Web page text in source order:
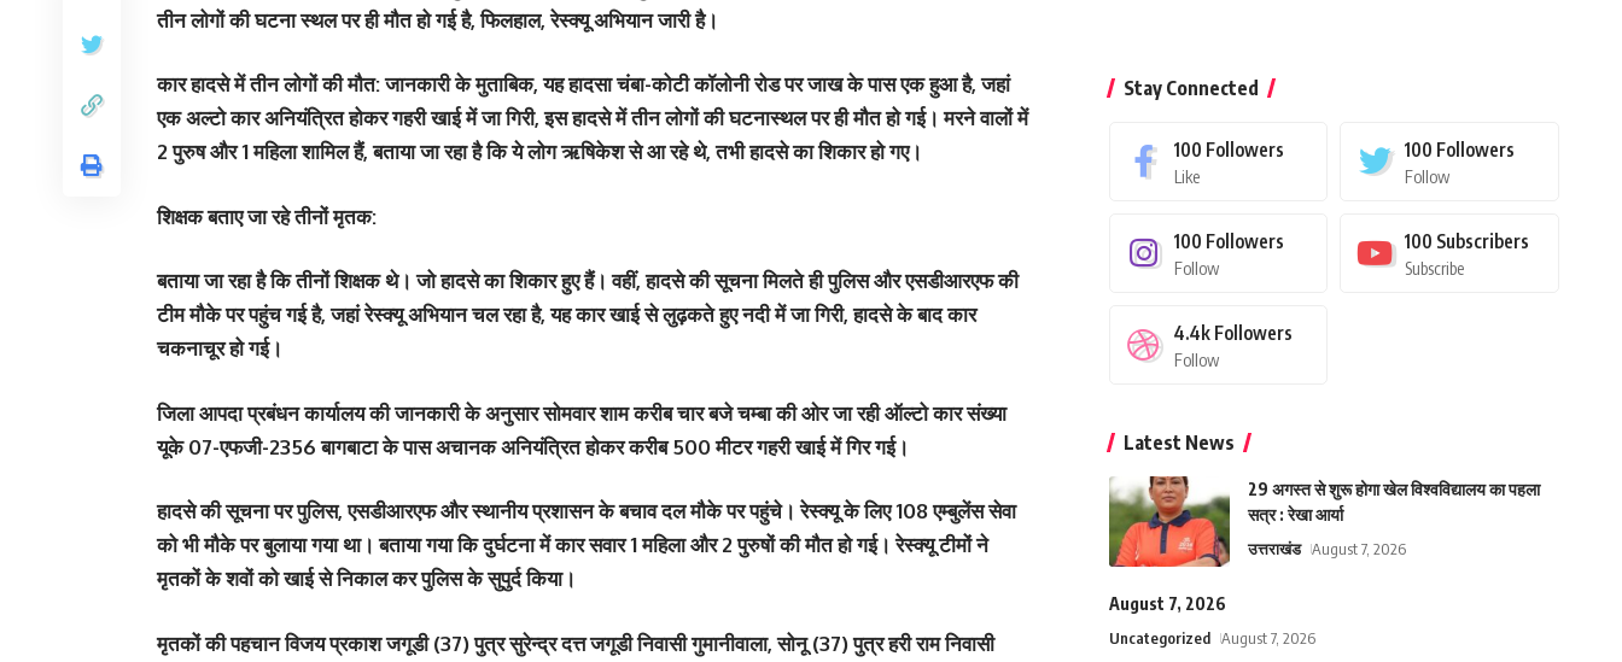
तीन लोगों की घटना स्थल पर ही मौत हो गई है, फिलहाल, रेस्क्यू अभियान जारी है।
कार हादसे में तीन लोगों की मौत: जानकारी के मुताबिक, यह हादसा चंबा-कोटी कॉलोनी रोड पर जाख के पास एक हुआ है, जहां
एक अल्टो कार अनियंत्रित होकर गहरी खाई में जा गिरी, इस हादसे में तीन लोगों की घटनास्थल पर ही मौत हो गई। मरने वालों में
2 पुरुष और 1 महिला शामिल हैं, बताया जा रहा है कि ये लोग ऋषिकेश से आ रहे थे, तभी हादसे का शिकार हो गए।
शिक्षक बताए जा रहे तीनों मृतक:
बताया जा रहा है कि तीनों शिक्षक थे। जो हादसे का शिकार हुए हैं। वहीं, हादसे की सूचना मिलते ही पुलिस और एसडीआरएफ की
टीम मौके पर पहुंच गई है, जहां रेस्क्यू अभियान चल रहा है, यह कार खाई से लुढ़कते हुए नदी में जा गिरी, हादसे के बाद कार
चकनाचूर हो गई।
जिला आपदा प्रबंधन कार्यालय की जानकारी के अनुसार सोमवार शाम करीब चार बजे चम्बा की ओर जा रही ऑल्टो कार संख्या
यूके 07-एफजी-2356 बागबाटा के पास अचानक अनियंत्रित होकर करीब 500 मीटर गहरी खाई में गिर गई।
हादसे की सूचना पर पुलिस, एसडीआरएफ और स्थानीय प्रशासन के बचाव दल मौके पर पहुंचे। रेस्क्यू के लिए 108 एम्बुलेंस सेवा
को भी मौके पर बुलाया गया था। बताया गया कि दुर्घटना में कार सवार 1 महिला और 2 पुरुषों की मौत हो गई। रेस्क्यू टीमों ने
मृतकों के शवों को खाई से निकाल कर पुलिस के सुपुर्द किया।
मृतकों की पहचान विजय प्रकाश जगूडी (37) पुत्र सुरेन्द्र दत्त जगूडी निवासी गुमानीवाला, सोनू (37) पुत्र हरी राम निवासी
Stay Connected
100 Followers
Like
100 Followers
Follow
100 Followers
Follow
100 Subscribers
Subscribe
4.4k Followers
Follow
Latest News
29 अगस्त से शुरू होगा खेल विश्वविद्यालय का पहला
सत्र : रेखा आर्या
उत्तराखंड August 7, 2026
August 7, 2026
Uncategorized August 7, 2026